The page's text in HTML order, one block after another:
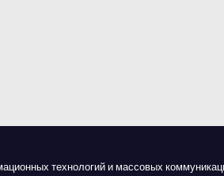
технологий и массовых